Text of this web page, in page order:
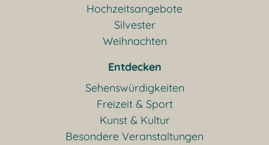
Hochzeitsangebote
Silvester
Weihnachten
Entdecken
Sehenswürdigkeiten
Freizeit & Sport
Kunst & Kultur
Besondere Veranstaltungen